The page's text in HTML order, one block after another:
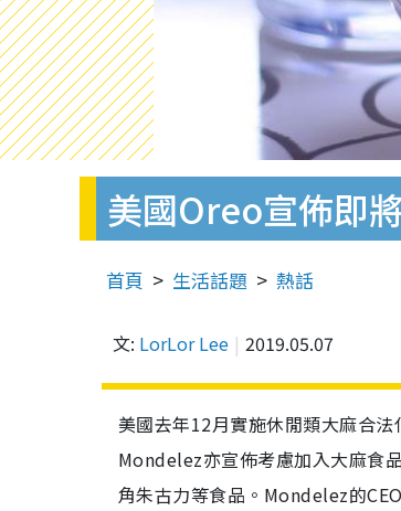
美國Oreo宣佈即
首頁 生活話題 熱話
文: LorLor Lee 2019.05.07
美國去年12月實施休閒類大麻合
Mondelez亦宣佈考慮加入大麻食
角朱古力等食品。Mondelez的